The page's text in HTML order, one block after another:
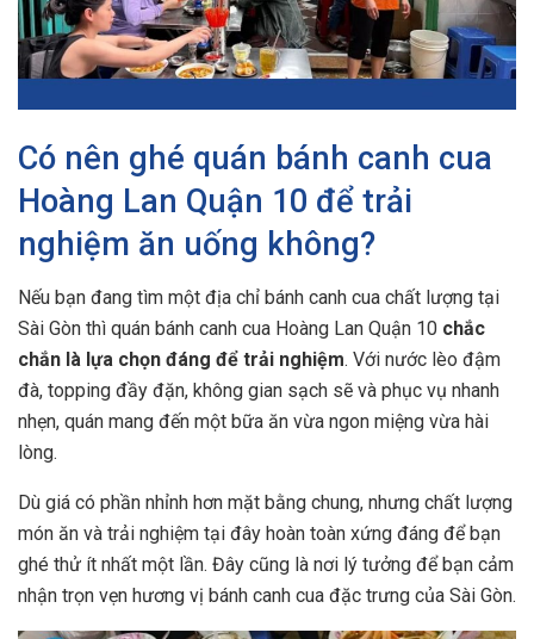
Có nên ghé quán bánh canh cua
Hoàng Lan Quận 10 để trải
nghiệm ăn uống không?
Nếu bạn đang tìm một địa chỉ bánh canh cua chất lượng tại
Sài Gòn thì quán bánh canh cua Hoàng Lan Quận 10 chắc
chắn là lựa chọn đáng để trải nghiệm. Với nước lèo đậm
đà, topping đầy đặn, không gian sạch sẽ và phục vụ nhanh
nhẹn, quán mang đến một bữa ăn vừa ngon miệng vừa hài
lòng.
Dù giá có phần nhỉnh hơn mặt bằng chung, nhưng chất lượng
món ăn và trải nghiệm tại đây hoàn toàn xứng đáng để bạn
ghé thử ít nhất một lần. Đây cũng là nơi lý tưởng để bạn cảm
nhận trọn vẹn hương vị bánh canh cua đặc trưng của Sài Gòn.